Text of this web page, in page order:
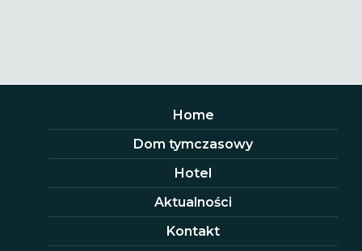
Home
Dom tymczasowy
Hotel
Aktualności
Kontakt